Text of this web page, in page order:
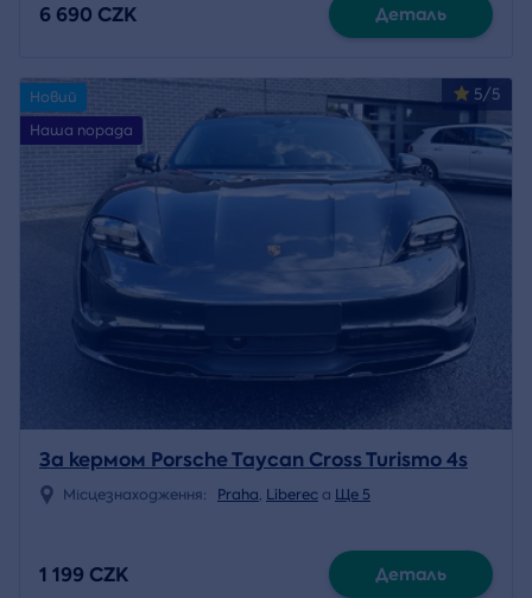
6 690 CZK Деталь
5/5
Новий
Наша порада
За кермом Porsche Taycan Cross Turismo 4s
Місцезнаходження: Praha, Liberec a Ще 5
1 199 CZK Деталь